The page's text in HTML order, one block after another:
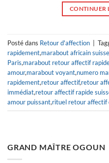
CONTINUER
Posté dans Retour d'affection
rapidement,marabout africain
Paris,marabout retour affectif
amour,marabout voyant,numero
rapidement,retour affectif,retour
immédiat,retour affectif rapide
amour puissant,rituel retour affectif
GRAND MAÎTRE OGOUN